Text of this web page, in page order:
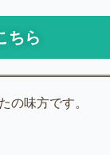
ちら
の味方です。